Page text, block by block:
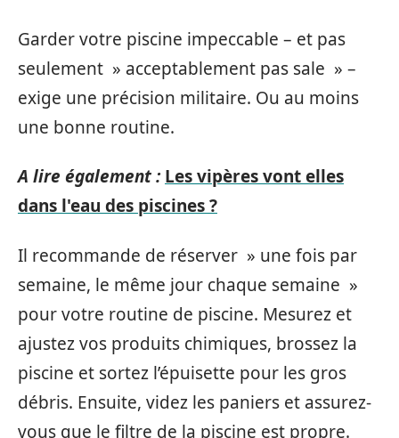
Garder votre piscine impeccable – et pas
seulement » acceptablement pas sale » –
exige une précision militaire. Ou au moins
une bonne routine.
A lire également : Les vipères vont elles
dans l'eau des piscines ?
Il recommande de réserver » une fois par
semaine, le même jour chaque semaine »
pour votre routine de piscine. Mesurez et
ajustez vos produits chimiques, brossez la
piscine et sortez l’épuisette pour les gros
débris. Ensuite, videz les paniers et assurez-
vous que le filtre de la piscine est propre.